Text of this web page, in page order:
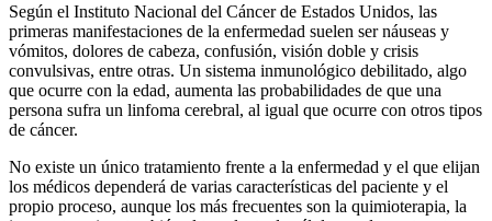
Según el Instituto Nacional del Cáncer de Estados Unidos, las
primeras manifestaciones de la enfermedad suelen ser náuseas y
vómitos, dolores de cabeza, confusión, visión doble y crisis
convulsivas, entre otras. Un sistema inmunológico debilitado, algo
que ocurre con la edad, aumenta las probabilidades de que una
persona sufra un linfoma cerebral, al igual que ocurre con otros tipos
de cáncer.
No existe un único tratamiento frente a la enfermedad y el que elijan
los médicos dependerá de varias características del paciente y el
propio proceso, aunque los más frecuentes son la quimioterapia, la